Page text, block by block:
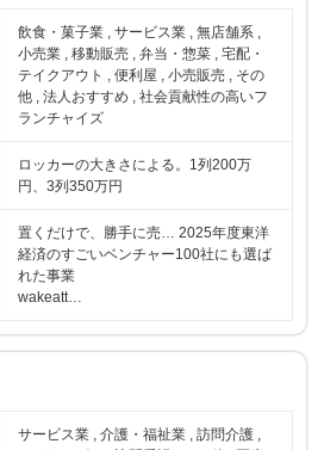
飲食・菓子業 , サービス業 , 無店舗系 ,
小売業 , 移動販売 , 弁当・惣菜 , 宅配・
テイクアウト , 便利屋 , 小売販売 , その
他 , 法人おすすめ , 社会貢献性の高いフ
ランチャイズ
ロッカーの大きさによる。1列200万
円、3列350万円
置くだけで、勝手に売… 2025年度東洋
経済のすごいベンチャー100社にも選ば
れた事業
wakeatt…
サービス業 , 介護・福祉業 , 訪問介護 ,